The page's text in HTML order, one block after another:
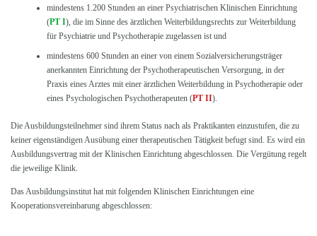
mindestens 1.200 Stunden an einer Psychiatrischen Klinischen Einrichtung
(PT I), die im Sinne des ärztlichen Weiterbildungsrechts zur Weiterbildung
für Psychiatrie und Psychotherapie zugelassen ist und
mindestens 600 Stunden an einer von einem Sozialversicherungsträger
anerkannten Einrichtung der Psychotherapeutischen Versorgung, in der
Praxis eines Arztes mit einer ärztlichen Weiterbildung in Psychotherapie oder
eines Psychologischen Psychotherapeuten (PT II).
Die Ausbildungsteilnehmer sind ihrem Status nach als Praktikanten einzustufen, die zu
keiner eigenständigen Ausübung einer therapeutischen Tätigkeit befugt sind. Es wird ein
Ausbildungsvertrag mit der Klinischen Einrichtung abgeschlossen. Die Vergütung regelt
die jeweilige Klinik.
Das Ausbildungsinstitut hat mit folgenden Klinischen Einrichtungen eine
Kooperationsvereinbarung abgeschlossen: